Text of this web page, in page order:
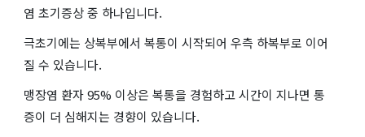
염 초기증상 중 하나입니다.
극초기에는 상복부에서 복통이 시작되어 우측 하복부로 이어
질 수 있습니다.
맹장염 환자 95% 이상은 복통을 경험하고 시간이 지나면 통
증이 더 심해지는 경향이 있습니다.